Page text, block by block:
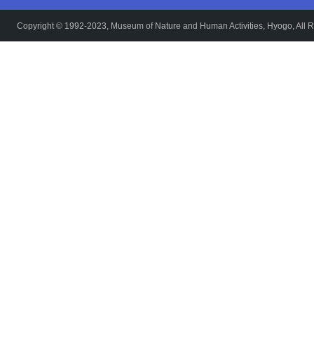
Copyright © 1992-2023, Museum of Nature and Human Activities, Hyogo, All